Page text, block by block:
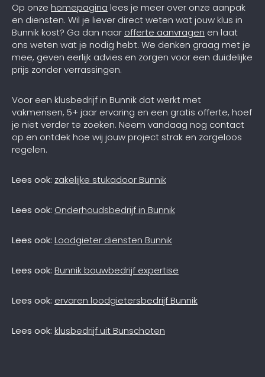
Op onze homepagina lees je meer over onze aanpak
en diensten. Wil je liever direct weten wat jouw klus in
Bunnik kost? Ga dan naar offerte aanvragen en laat
ons weten wat je nodig hebt. We denken graag met je
mee, geven eerlijk advies en zorgen voor een duidelijke
prijs zonder verrassingen.
Voor een klusbedrijf in Bunnik dat werkt met
vakmensen, 5+ jaar ervaring en een gratis offerte, hoef
je niet verder te zoeken. Neem vandaag nog contact
op en ontdek hoe wij jouw project strak en zorgeloos
regelen.
Lees ook: zakelijke stukadoor Bunnik
Lees ook: Onderhoudsbedrijf in Bunnik
Lees ook: Loodgieter diensten Bunnik
Lees ook: Bunnik bouwbedrijf expertise
Lees ook: ervaren loodgietersbedrijf Bunnik
Lees ook: klusbedrijf uit Bunschoten